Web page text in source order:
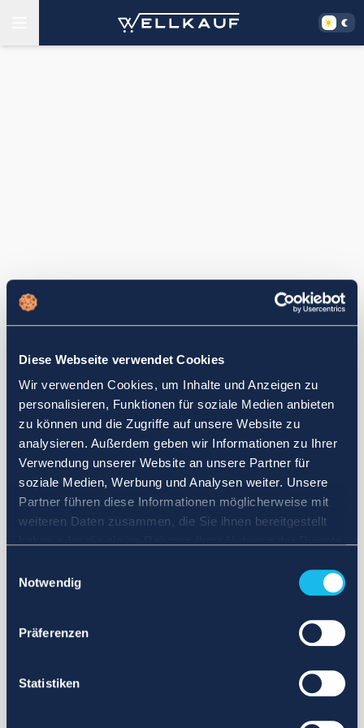
Diese Webseite verwendet Cookies
Wir verwenden Cookies, um Inhalte und Anzeigen zu
personalisieren, Funktionen für soziale Medien anbieten
zu können und die Zugriffe auf unsere Website zu
analysieren. Außerdem geben wir Informationen zu Ihrer
Verwendung unserer Website an unsere Partner für
soziale Medien, Werbung und Analysen weiter. Unsere
Partner führen diese Informationen möglicherweise mit
weiteren Daten zusammen, die Sie ihnen bereitgestellt
Notwendig
Präferenzen
Statistiken